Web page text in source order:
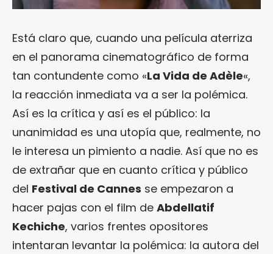
Está claro que, cuando una película aterriza
en el panorama cinematográfico de forma
tan contundente como «La Vida de Adèle«,
la reacción inmediata va a ser la polémica.
Así es la crítica y así es el público: la
unanimidad es una utopía que, realmente, no
le interesa un pimiento a nadie. Así que no es
de extrañar que en cuanto crítica y público
del Festival de Cannes se empezaron a
hacer pajas con el film de Abdellatif
Kechiche, varios frentes opositores
intentaran levantar la polémica: la autora del